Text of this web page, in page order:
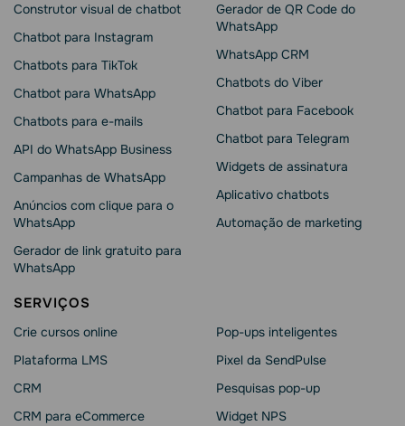
Construtor visual de chatbot
Chatbot para Instagram
Chatbots para TikTok
Chatbot para WhatsApp
Chatbots para e-mails
API do WhatsApp Business
Campanhas de WhatsApp
Anúncios com clique para o
WhatsApp
Gerador de link gratuito para
WhatsApp
Gerador de QR Code do
WhatsApp
WhatsApp CRM
Chatbots do Viber
Chatbot para Facebook
Chatbot para Telegram
Widgets de assinatura
Aplicativo chatbots
Automação de marketing
SERVIÇOS
Crie cursos online
Plataforma LMS
CRM
CRM para eCommerce
Pop-ups inteligentes
Pixel da SendPulse
Pesquisas pop-up
Widget NPS